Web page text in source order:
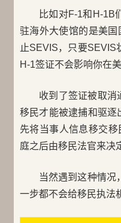
比如对F-1和H-1B
驻海外大使馆的是美
止SEVIS，只要SEVIS
H-1签证不会影响你在
收到了签证被取消
移民才能被逮捕和驱逐
先将当事人信息移交
庭之后由移民法官来决
当然遇到这种情况
一步都不会给移民执法